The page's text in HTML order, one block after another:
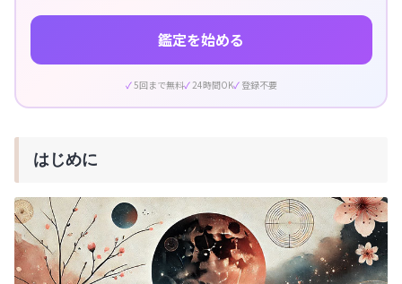
鑑定を始める
5回まで無料 24時間OK 登録不要
はじめに